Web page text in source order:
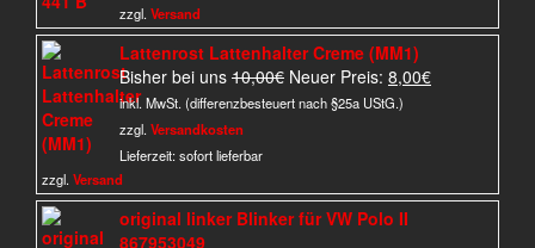
zzgl. Versand
Lattenrost Lattenhalter Creme (MM1)
Bisher bei uns 10,00€ Ursprünglicher
Preis
Neuer Preis: 8,00€Aktueller
inkl. MwSt. (differenzbesteuert nach §25a UStG.)
zzgl. Versandkosten
Lieferzeit:sofort lieferbar
zzgl. Versand
original linker Blinker für VW Polo II
867953049